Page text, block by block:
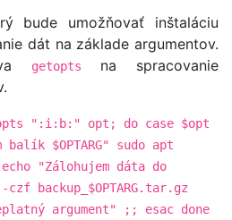
bude umožňovať inštaláciu
dát na základe argumentov.
getopts
na spracovanie
":i:b:" opt; do case $opt
$OPTARG" sudo apt
"Zálohujem dáta do
backup_$OPTARG.tar.gz
argument" ;; esac done